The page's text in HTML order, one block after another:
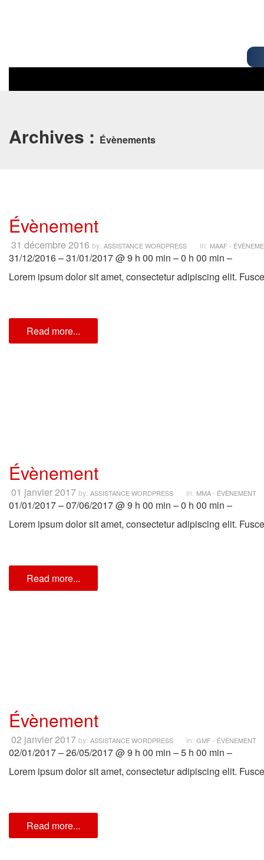
Archives : Évènements
Évènement
31 décembre 2016 by: ASSISTANCE WORDPRESS in: MAAF -
31/12/2016 – 31/01/2017 @ 9 h 00 min – 0 h 00 min –
Lorem ipsum dolor sit amet, consectetur adipiscing elit.
Read more...
Évènement
01 janvier 2017 by: ASSISTANCE WORDPRESS in: MMA - ÉVÈNEMENT
01/01/2017 – 07/06/2017 @ 9 h 00 min – 0 h 00 min –
Lorem ipsum dolor sit amet, consectetur adipiscing elit.
Read more...
Évènement
02 janvier 2017 by: ASSISTANCE WORDPRESS in: GMF - ÉVÈNEMENT
02/01/2017 – 26/05/2017 @ 9 h 00 min – 5 h 00 min –
Lorem ipsum dolor sit amet, consectetur adipiscing elit.
Read more...